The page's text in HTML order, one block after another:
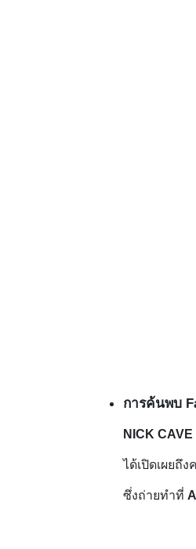
การค้นพบ
NICK CAVE
ได้เปิดเผยถึ
ซึ่งถ่ายทำที่